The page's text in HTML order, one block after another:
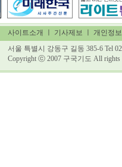
사이트소개 기사제보 ㅣ 개인정
서울 특별시 강동구 길동 385-6 Tel
Copyright ⓒ 2007 구국기도 All